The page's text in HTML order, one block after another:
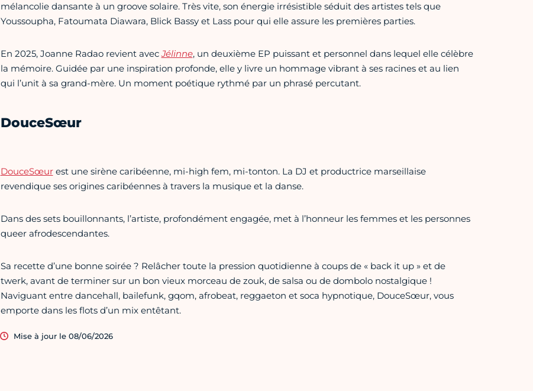
mélancolie dansante à un groove solaire. Très vite, son énergie irrésistible séduit des artistes tels que
Youssoupha, Fatoumata Diawara, Blick Bassy et Lass pour qui elle assure les premières parties.
En 2025, Joanne Radao revient avecJélinne, un deuxième EP puissant et personnel dans lequel elle célèbre
la mémoire. Guidée par une inspiration profonde, elle y livre un hommage vibrant à ses racines et au lien
qui l’unit à sa grand-mère. Un moment poétique rythmé par un phrasé percutant.
DouceSœur
DouceSœurest une sirène caribéenne, mi-high fem, mi-tonton. La DJ et productrice marseillaise
revendique ses origines caribéennes à travers la musique et la danse.
Dans des sets bouillonnants, l’artiste, profondément engagée, met à l’honneur les femmes et les personnes
queer afrodescendantes.
Sa recette d’une bonne soirée ? Relâcher toute la pression quotidienne à coups de « back it up » et de
twerk, avant de terminer sur un bon vieux morceau de zouk, de salsa ou de dombolo nostalgique !
Naviguant entre dancehall, bailefunk, gqom, afrobeat, reggaeton et soca hypnotique, DouceSœur, vous
emporte dans les flots d’un mix entêtant.
Mise à jour le 08/06/2026